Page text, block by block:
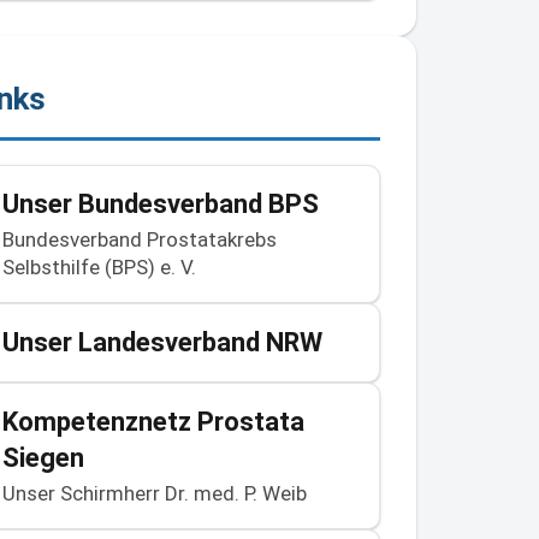
Unser Bundesverband BPS
Bundesverband Prostatakrebs
Selbsthilfe (BPS) e. V.
Unser Landesverband NRW
Kompetenznetz Prostata
Siegen
Unser Schirmherr Dr. med. P. Weib